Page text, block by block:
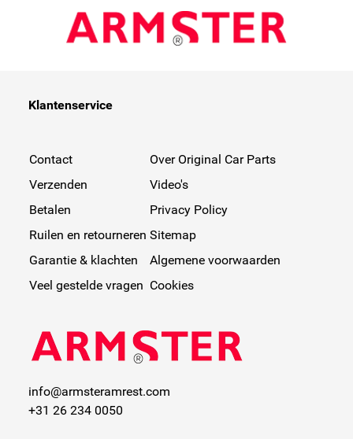
Klantenservice
Contact
Verzenden
Betalen
Ruilen en retourneren
Garantie & klachten
Veel gestelde vragen
Over Original Car Parts
Video's
Privacy Policy
Sitemap
Algemene voorwaarden
Cookies
info@armsteramrest.com
+31 26 234 0050